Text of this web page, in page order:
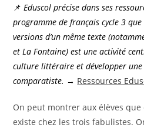
📌 Eduscol précise dans ses
programme de français cycle 3
versions d’un même texte
et La Fontaine) est une activité
culture littéraire et développer
comparatiste. → Ressources
On peut montrer aux élèves que
existe chez les trois fabulistes.